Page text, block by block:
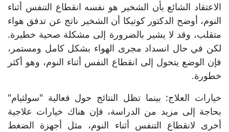
الاعتقاد الشائع بأن الشخير هو نفسه انقطاع التنفس أثناء
النوم، أوضح الدكتور كوتيكا أن الشخير ناتج عن تدفق هواء
متقلب، وقد لا يشير بالضرورة إلى مشكلة صحية خطيرة.
لكن في حال انسداد مجرى الهواء بشكل كامل ومستمر،
فإن الوضع يتحول إلى انقطاع النفس أثناء النوم، وهو أكثر
خطورة.
خيارات العلاج: بينما تظل النتائج حول فعالية "سولثيام"
بحاجة إلى مزيد من الدراسة، فإن هناك خيارات علاجية
أخرى لانقطاع التنفس أثناء النوم، مثل أجهزة الضغط